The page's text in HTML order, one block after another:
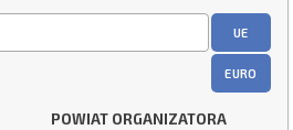
UE
EURO
POWIAT ORGANIZATORA